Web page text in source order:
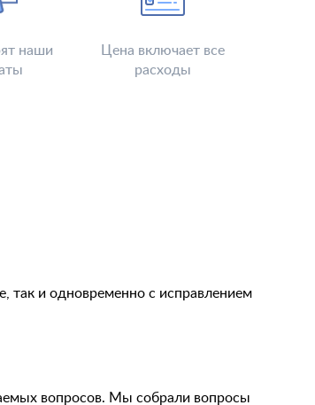
наши
Цена включает все
расходы
так и одновременно с исправлением
вопросов. Мы собрали вопросы